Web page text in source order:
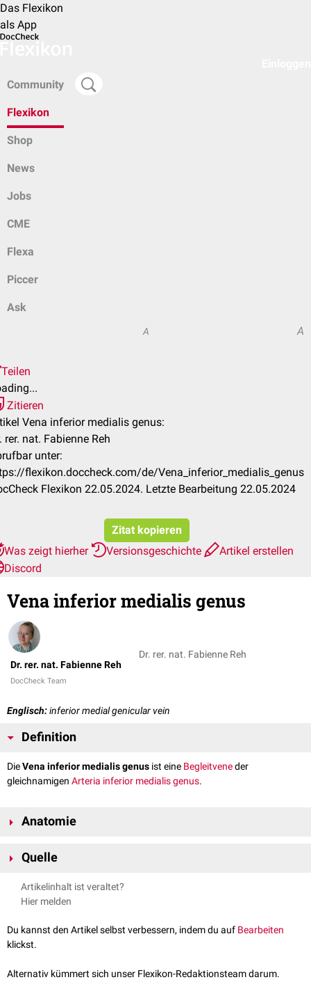
Das Flexikon
als App
Community
Flexikon
Shop
News
Jobs
CME
Flexa
Piccer
Ask
A A
Teilen
Zitieren
Vena inferior medialis genus:
rer. nat. Fabienne Reh
unter:
flexikon.doccheck.com/de/Vena_inferior_medialis_genus
Flexikon 22.05.2024. Letzte Bearbeitung 22.05.2024
Zitat kopieren
Was zeigt hierher
Versionsgeschichte
Artikel erstellen
Discord
Vena inferior medialis genus
Dr. rer. nat. Fabienne Reh
DocCheck Team
Dr. rer. nat. Fabienne Reh
Englisch:inferior medial genicular vein
Definition
DieVena inferior medialis genus ist eine Begleitveneder
gleichnamigen Arteria inferior medialis genus.
Anatomie
Condylus medialis tibiae
Quelle
Elsevier – Inferior Medial Genicular Vein (Right)
22.05.2024
Artikelinhalt ist veraltet?
Hier melden
Du kannst den Artikel selbst verbessern, indem du auf Bearbeiten
klickst.
Alternativ kümmert sich unser Flexikon-Redaktionsteam darum.